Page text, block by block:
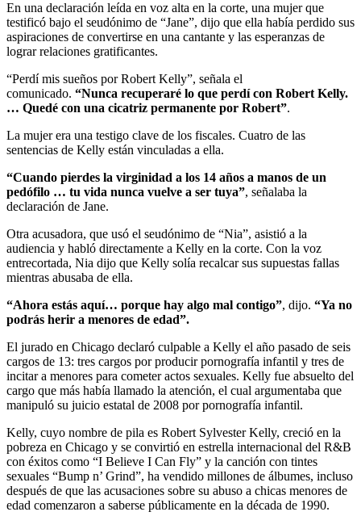
En una declaración leída en voz alta en la corte, una mujer que
testificó bajo el seudónimo de “Jane”, dijo que ella había perdido sus
aspiraciones de convertirse en una cantante y las esperanzas de
lograr relaciones gratificantes.
“Perdí mis sueños por Robert Kelly”, señala el
comunicado. “Nunca recuperaré lo que perdí con Robert Kelly.
… Quedé con una cicatriz permanente por Robert”.
La mujer era una testigo clave de los fiscales. Cuatro de las
sentencias de Kelly están vinculadas a ella.
“Cuando pierdes la virginidad a los 14 años a manos de un
pedófilo … tu vida nunca vuelve a ser tuya”, señalaba la
declaración de Jane.
Otra acusadora, que usó el seudónimo de “Nia”, asistió a la
audiencia y habló directamente a Kelly en la corte. Con la voz
entrecortada, Nia dijo que Kelly solía recalcar sus supuestas fallas
mientras abusaba de ella.
“Ahora estás aquí… porque hay algo mal contigo”, dijo. “Ya no
podrás herir a menores de edad”.
El jurado en Chicago declaró culpable a Kelly el año pasado de seis
cargos de 13: tres cargos por producir pornografía infantil y tres de
incitar a menores para cometer actos sexuales. Kelly fue absuelto del
cargo que más había llamado la atención, el cual argumentaba que
manipuló su juicio estatal de 2008 por pornografía infantil.
Kelly, cuyo nombre de pila es Robert Sylvester Kelly, creció en la
pobreza en Chicago y se convirtió en estrella internacional del R&B
con éxitos como “I Believe I Can Fly” y la canción con tintes
sexuales “Bump n’ Grind”, ha vendido millones de álbumes, incluso
después de que las acusaciones sobre su abuso a chicas menores de
edad comenzaron a saberse públicamente en la década de 1990.